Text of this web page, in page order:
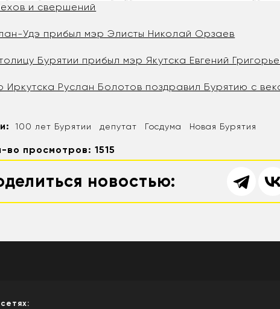
и свершений
Удэ прибыл мэр Элисты Николай Орзаев
Бурятии прибыл мэр Якутска Евгений
Иркутска Руслан Болотов поздравил Бурятию с
100 лет Бурятии депутат Госдума Новая Бурятия
во просмотров: 1515
новостью: